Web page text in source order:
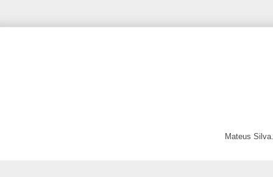
Mateus